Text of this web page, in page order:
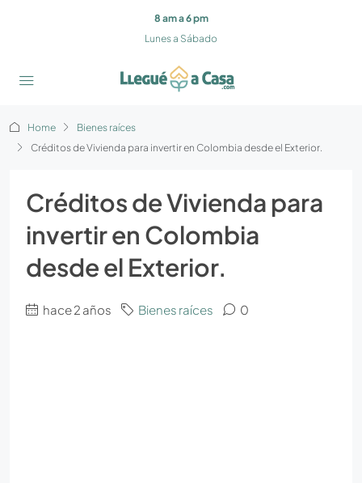
8 am a 6 pm
Lunes a Sábado
Home
Bienes raíces
Créditos de Vivienda para invertir en Colombia desde el Exterior.
Créditos de Vivienda para
invertir en Colombia
desde el Exterior.
hace 2 años Bienes raíces 0